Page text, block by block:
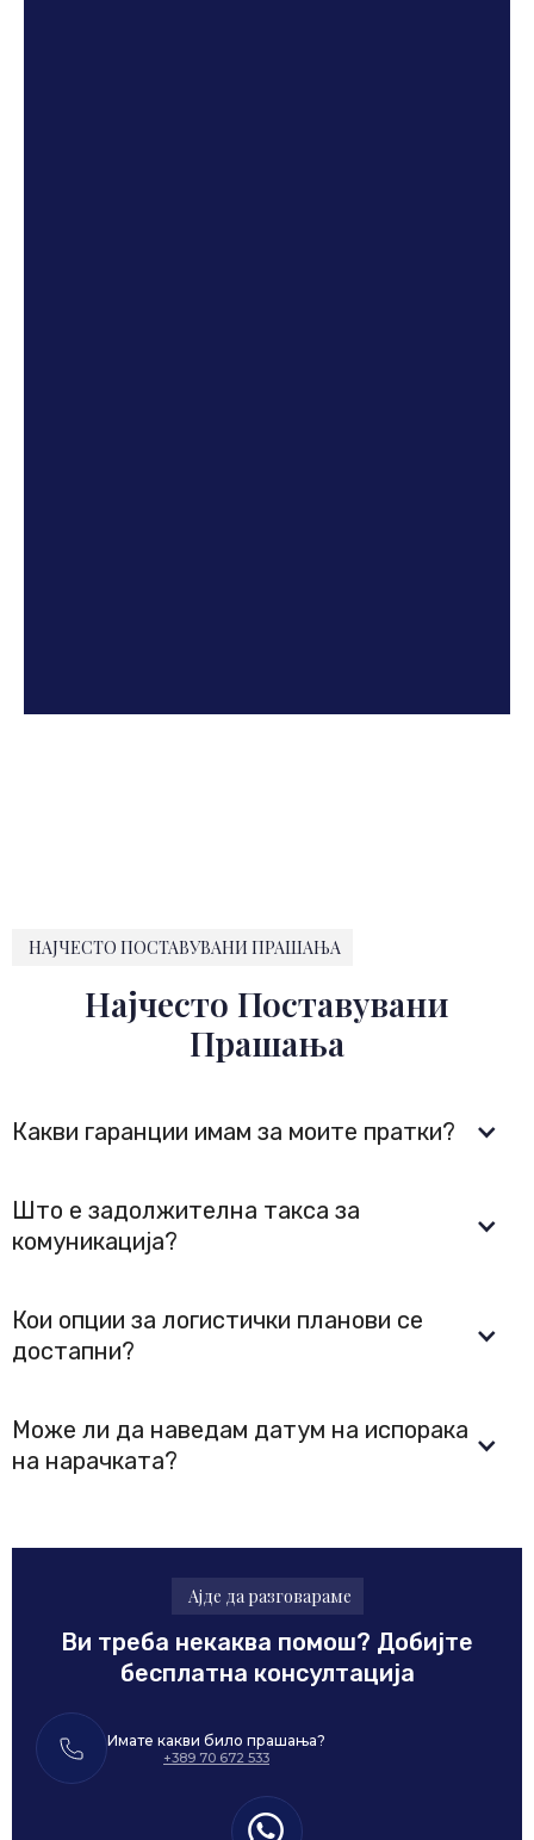
НАЈЧЕСТО ПОСТАВУВАНИ ПРАШАЊА
Најчесто Поставувани
Прашања
Какви гаранции имам за моите пратки?
Што е задолжителна такса за
комуникација?
Кои опции за логистички планови се
достапни?
Може ли да наведам датум на испорака
на нарачката?
Ајде да разговараме
Ви треба некаква помош? Добијте
бесплатна консултација
Имате какви било прашања?
+389 70 672 533